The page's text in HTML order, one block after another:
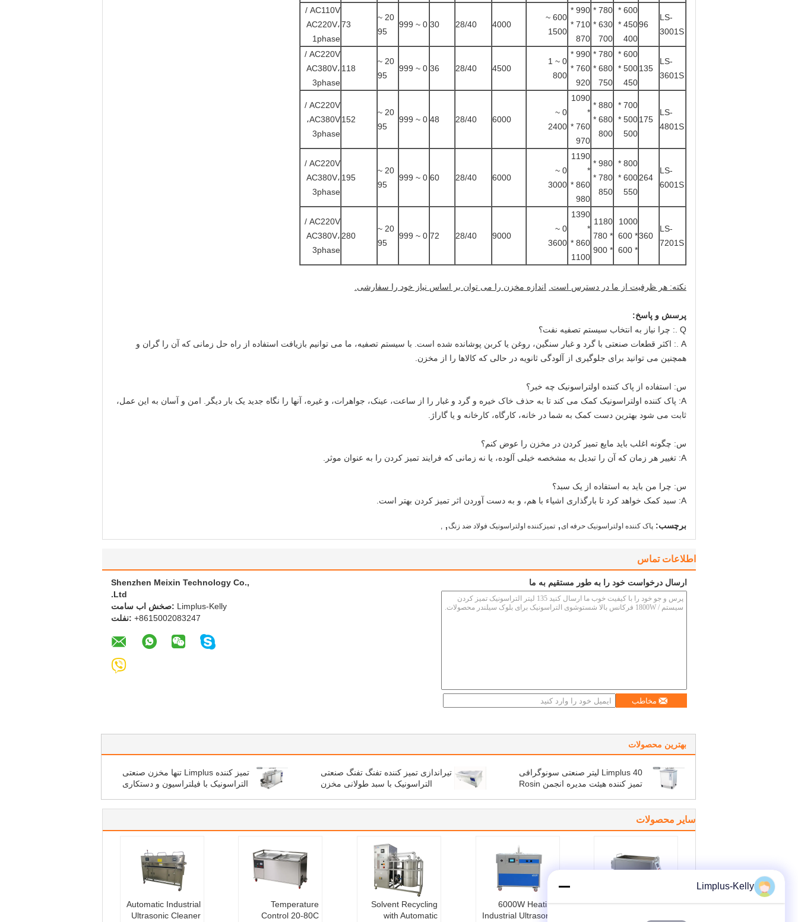
LS-
3001S
96
600 *
450 *
400
780 *
630 *
700
990 *
710 *
870
600 ~
1500
4000
28/40
30
0 ~ 999
20 ~
95
73
AC110V /
AC220V،
1phase
LS-
3601S
135
600 *
500 *
450
780 *
680 *
750
990 *
760 *
920
0 ~ 1
800
4500
28/40
36
0 ~ 999
20 ~
95
118
AC220V /
AC380V،
3phase
LS-
4801S
175
700 *
500 *
500
880 *
680 *
800
1090
*
760 *
970
0 ~
2400
6000
28/40
48
0 ~ 999
20 ~
95
152
AC220V /
AC380V،
3phase
LS-
6001S
264
800 *
600 *
550
980 *
780 *
850
1190
*
860 *
980
0 ~
3000
6000
28/40
60
0 ~ 999
20 ~
95
195
AC220V /
AC380V،
3phase
LS-
7201S
360
1000
* 600
* 600
1180
* 780
* 900
1390
*
860 *
1100
0 ~
3600
9000
28/40
72
0 ~ 999
20 ~
95
280
AC220V /
AC380V،
3phase
نکته: هر ظرفیت از ما در دسترس است. اندازه مخزن را می توان بر اساس نیاز خود را سفارشی.
پرسش و پاسخ:
Q .: چرا نیاز به انتخاب سیستم تصفیه نفت؟
A .: اکثر قطعات صنعتی با گرد و غبار سنگین، روغن یا کربن پوشانده شده است. با سیستم تصفیه، ما می توانیم بازیافت استفاده از راه حل زمانی که آن را گران و
همچنین می توانید برای جلوگیری از آلودگی ثانویه در حالی که کالاها را از مخزن.
س: استفاده از پاک کننده اولتراسونیک چه خبر؟
A: پاک کننده اولتراسونیک کمک می کند تا به حذف خاک خیره و گرد و غبار را از ساعت، عینک، جواهرات، و غیره، آنها را نگاه جدید یک بار دیگر.
امن و آسان به این عمل،
ثابت می شود بهترین دست کمک به شما در خانه، کارگاه، کارخانه و یا گاراژ.
س: چگونه اغلب باید مایع تمیز کردن در مخزن را عوض کنم؟
A: تغییر هر زمان که آن را تبدیل به مشخصه خیلی آلوده، یا نه زمانی که فرایند تمیز کردن را به عنوان موثر.
س: چرا من باید به استفاده از یک سبد؟
A: سبد کمک خواهد کرد تا بارگذاری اشیاء با هم، و به دست آوردن اثر تمیز کردن بهتر است.
برچسب: پاک کننده اولتراسونیک حرفه ای, تمیزکننده اولتراسونیک فولاد ضد زنگ,
,
اطلاعات تماس
Shenzhen Meixin Technology Co.,
Ltd.
تماس با شخص: Limplus-Kelly
تلفن: +8615002083247
ارسال درخواست خود را به طور مستقیم به ما
مخاطب
بهترین محصولات
Limplus 40 لیتر صنعتی سونوگرافی
تمیز کننده هیئت مدیره انجمن Rosin
تیراندازی تمیز کننده تفنگ تفنگ صنعتی
التراسونیک با سبد طولانی مخزن
تمیز کننده Limplus تنها مخزن صنعتی
التراسونیک با فیلتراسیون و دستکاری
سایر محصولات
Automatic Industrial
Ultrasonic Cleaner
Temperature
Control 20-80C
Solvent Recycling
with Automatic
6000W Heating
Industrial Ultrasonic
Automatic Industrial
Limplus-Kelly